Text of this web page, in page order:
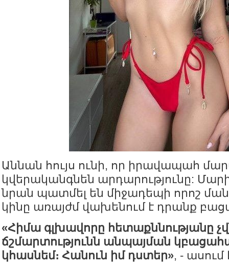
Աննան հույս ունի, որ իրավապահ
կվերականգնեն արդարությունը:
նրան պատմել են միջադեպի որոշ
կինը առայժմ վախենում է դրանք
«Հիմա գլխավորը հետաքննությանը
ճշմարտությունն անպայման
կհասնեմ։ Հանուն իմ դստեր», - ասում